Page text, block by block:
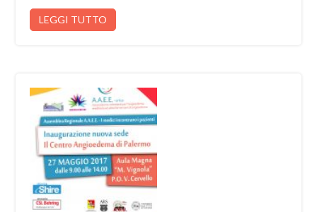
LEGGI TUTTO